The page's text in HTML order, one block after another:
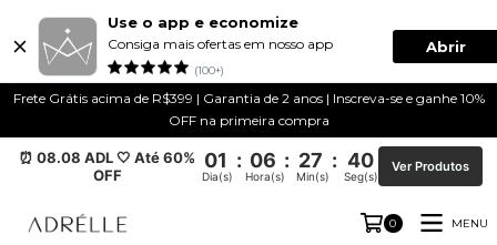
Use o app e economize
Consiga mais ofertas em nosso app
(100+)
Abrir
Frete Grátis acima de R$399 | Garantia de 2 anos | Inscreva-se e ganhe 10%
OFF na primeira compra
⏰ 08.08 ADL 🤍 Até 60%
OFF
01 : 06 : 27 : 39
Dia(s) Hora(s) Min(s) Seg(s)
Ver Produtos
0 MENU